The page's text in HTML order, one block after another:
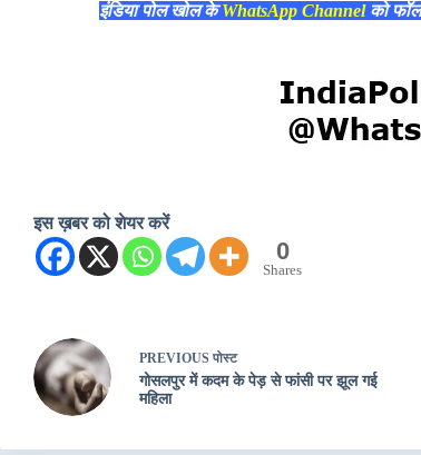
इंडिया पोल खोल केWhatsApp Channelको
इस ख़बर को शेयर करें
0
Shares
PREVIOUS पोस्ट
गोसलपुर में कदम के पेड़ से फांसी पर झूल गई
महिला